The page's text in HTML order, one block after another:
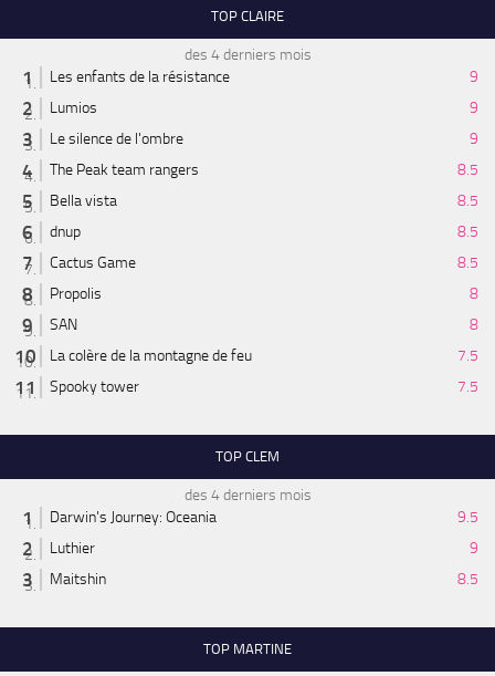
TOP CLAIRE
des 4 derniers mois
Les enfants de la résistance
9
Lumios
9
Le silence de l'ombre
9
The Peak team rangers
8.5
Bella vista
8.5
dnup
8.5
Cactus Game
8.5
Propolis
8
SAN
8
La colère de la montagne de feu
7.5
Spooky tower
7.5
TOP CLEM
des 4 derniers mois
Darwin's Journey: Oceania
9.5
Luthier
9
Maitshin
8.5
TOP MARTINE